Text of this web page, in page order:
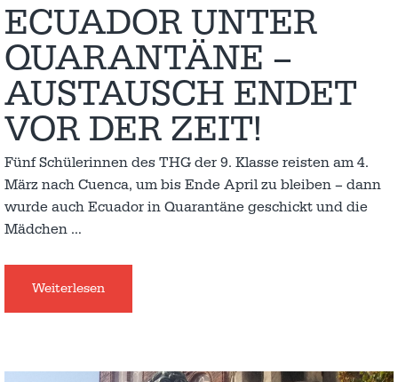
ECUADOR UNTER
QUARANTÄNE –
AUSTAUSCH ENDET
VOR DER ZEIT!
Fünf Schülerinnen des THG der 9. Klasse reisten am 4.
März nach Cuenca, um bis Ende April zu bleiben – dann
wurde auch Ecuador in Quarantäne geschickt und die
Mädchen …
Weiterlesen